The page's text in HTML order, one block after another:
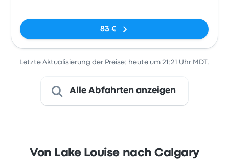
83 €
Letzte Aktualisierung der Preise: heute um 21:21 Uhr MDT.
Alle Abfahrten anzeigen
Von Lake Louise nach Calgary